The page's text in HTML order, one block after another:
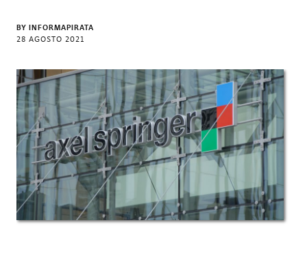
BY INFORMAPIRATA
28 AGOSTO 2021